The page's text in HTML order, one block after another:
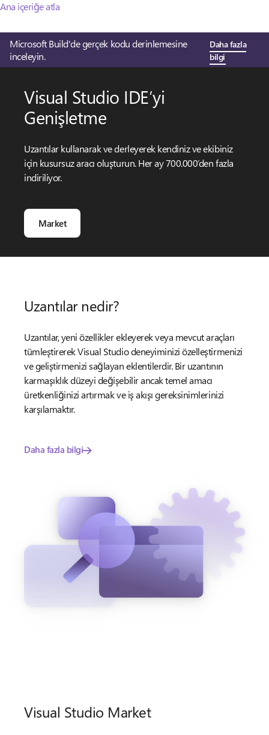
Ana içeriğe atla
Microsoft Build'de gerçek kodu derinlemesine
inceleyin.
Daha fazla
bilgi
Visual Studio IDE’yi
Genişletme
Uzantılar kullanarak ve derleyerek kendiniz ve ekibiniz
için kusursuz aracı oluşturun. Her ay 700.000’den fazla
indiriliyor.
Market
Uzantılar nedir?
Uzantılar, yeni özellikler ekleyerek veya mevcut araçları
tümleştirerek Visual Studio deneyiminizi özelleştirmenizi
ve geliştirmenizi sağlayan eklentilerdir. Bir uzantının
karmaşıklık düzeyi değişebilir ancak temel amacı
üretkenliğinizi artırmak ve iş akışı gereksinimlerinizi
karşılamaktır.
Daha fazla bilgi
Visual Studio Market